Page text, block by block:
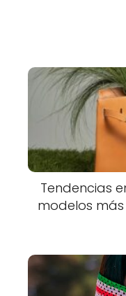
Tendencias
modelos